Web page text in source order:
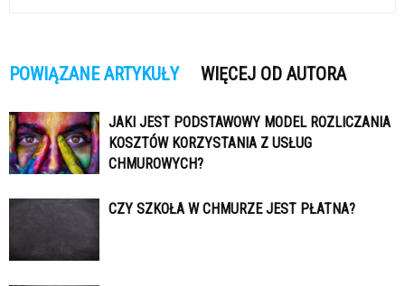
POWIĄZANE ARTYKUŁY WIĘCEJ OD AUTORA
JAKI JEST PODSTAWOWY MODEL ROZLICZANIA
KOSZTÓW KORZYSTANIA Z USŁUG
CHMUROWYCH?
CZY SZKOŁA W CHMURZE JEST PŁATNA?